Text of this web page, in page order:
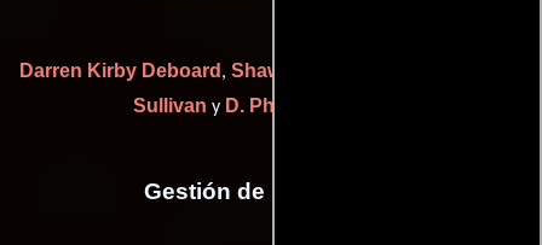
Darren Kirby Deboard , Shawn Christopher Papay
Sullivan y D. Phillip Yarbrough
Gestión de producción